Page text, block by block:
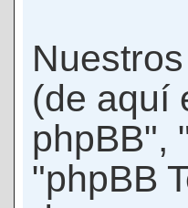
(de aquí
phpBB",
"phpBB